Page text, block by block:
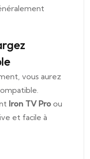
vous aurez
Iron TV Pro ou
et facile à